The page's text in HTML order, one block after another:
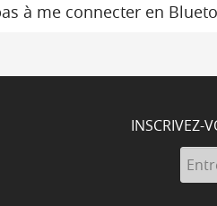
à me connecter en
INSCRIVEZ-